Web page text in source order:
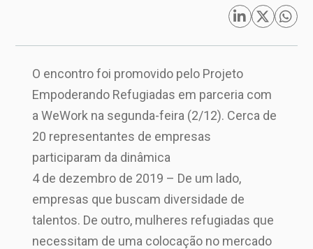
O encontro foi promovido pelo Projeto
Empoderando Refugiadas em parceria com
a WeWork na segunda-feira (2/12). Cerca de
20 representantes de empresas
participaram da dinâmica
4 de dezembro de 2019 – De um lado,
empresas que buscam diversidade de
talentos. De outro, mulheres refugiadas que
necessitam de uma colocação no mercado